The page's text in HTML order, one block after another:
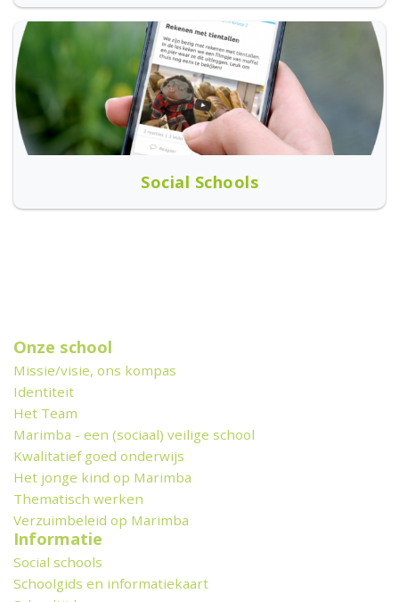
Social Schools
Onze school
Missie/visie, ons kompas
Identiteit
Het Team
Marimba - een (sociaal) veilige school
Kwalitatief goed onderwijs
Het jonge kind op Marimba
Thematisch werken
Verzuimbeleid op Marimba
Informatie
Social schools
Schoolgids en informatiekaart